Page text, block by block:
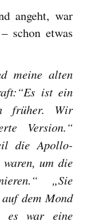
angeht, war
schon etwas
meine alten
ist ein
früher. Wir
Version.“
die Apollo-
waren, um die
„Sie
dem Mond
es war eine